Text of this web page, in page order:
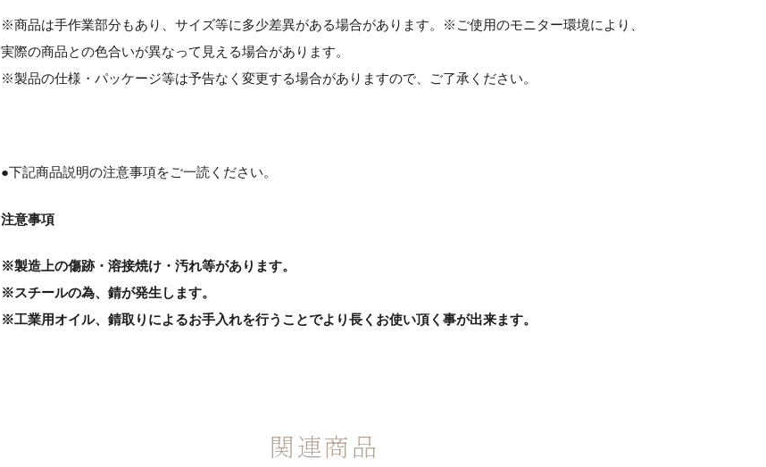
※商品は手作業部分もあり、サイズ等に多少差異がある場合があります。※ご使用のモニター環境により、
実際の商品との色合いが異なって見える場合があります。
※製品の仕様・パッケージ等は予告なく変更する場合がありますので、ご了承ください。
●下記商品説明の注意事項をご一読ください。
注意事項
※製造上の傷跡・溶接焼け・汚れ等があります。
※スチールの為、錆が発生します。
※工業用オイル、錆取りによるお手入れを行うことでより長くお使い頂く事が出来ます。
関連商品